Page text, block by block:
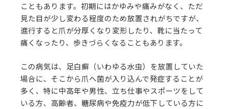
こともあります。初期にはかゆみや痛みがなく、ただ
見た目が少し変わる程度のため放置されがちですが、
進行すると爪が分厚くなり変形したり、靴に当たって
痛くなったり、歩きづらくなることもあります。
この病気は、足白癬（いわゆる水虫）を放置していた
場合に、そこから爪へ菌が入り込んで発症することが
多く、特に中高年や男性、立ち仕事やスポーツをして
いる方、高齢者、糖尿病や免疫力が低下している方に